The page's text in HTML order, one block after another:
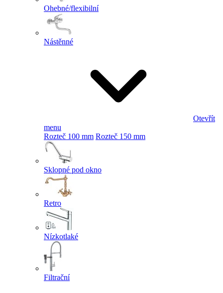
Ohebné/flexibilní
Nástěnné
Otevřít
menu
Rozteč 100 mm Rozteč 150 mm
Sklopné pod okno
Retro
Nízkotlaké
Filtrační